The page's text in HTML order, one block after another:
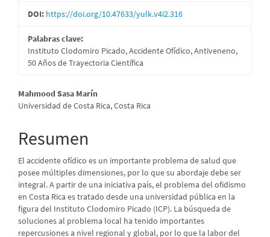
DOI: https://doi.org/10.47633/yulk.v4i2.316
Palabras clave:
Instituto Clodomiro Picado, Accidente Ofídico, Antiveneno,
50 Años de Trayectoria Científica
Contenido
principal
del
artículo
Mahmood Sasa Marín
Universidad de Costa Rica, Costa Rica
Resumen
El accidente ofídico es un importante problema de salud que
posee múltiples dimensiones, por lo que su abordaje debe ser
integral. A partir de una iniciativa país, el problema del ofidismo
en Costa Rica es tratado desde una universidad pública en la
figura del Instituto Clodomiro Picado (ICP). La búsqueda de
soluciones al problema local ha tenido importantes
repercusiones a nivel regional y global, por lo que la labor del